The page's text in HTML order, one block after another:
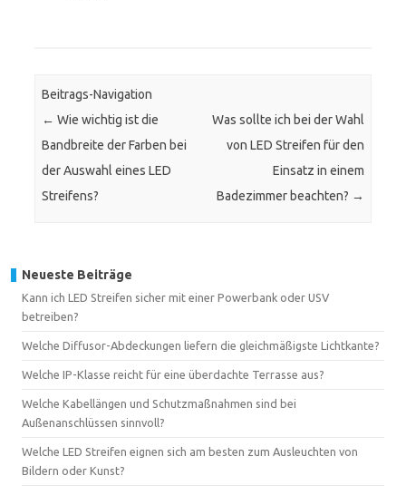
Beitrags-Navigation
← Wie wichtig ist die
Bandbreite der Farben bei
der Auswahl eines LED
Streifens?
Was sollte ich bei der Wahl
von LED Streifen für den
Einsatz in einem
Badezimmer beachten? →
Neueste Beiträge
Kann ich LED Streifen sicher mit einer Powerbank oder USV
betreiben?
Welche Diffusor-Abdeckungen liefern die gleichmäßigste Lichtkante?
Welche IP-Klasse reicht für eine überdachte Terrasse aus?
Welche Kabellängen und Schutzmaßnahmen sind bei
Außenanschlüssen sinnvoll?
Welche LED Streifen eignen sich am besten zum Ausleuchten von
Bildern oder Kunst?